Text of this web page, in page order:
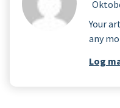
Your
any
Log